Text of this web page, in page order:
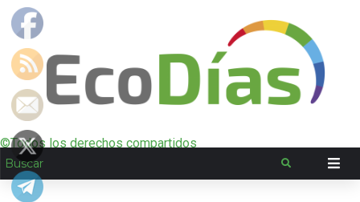
©Todos los derechos compartidos